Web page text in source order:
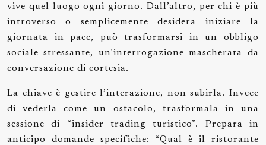
vive quel luogo ogni giorno. Dall’altro, per chi è più
introverso o semplicemente desidera iniziare la
giornata in pace, può trasformarsi in un obbligo
sociale stressante, un’interrogazione mascherata da
conversazione di cortesia.
La chiave è gestire l’interazione, non subirla. Invece
di vederla come un ostacolo, trasformala in una
sessione di “insider trading turistico”. Prepara in
anticipo domande specifiche: “Qual è il ristorante